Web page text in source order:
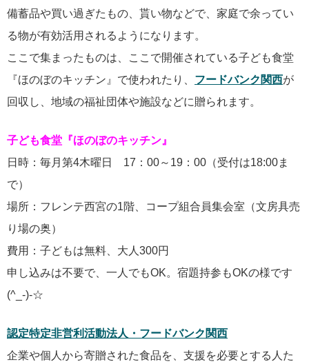
備蓄品や買い過ぎたもの、貰い物などで、家庭で余ってい
る物が有効活用されるようになります。
ここで集まったものは、ここで開催されている子ども食堂
『ほのぼのキッチン』で使われたり、 フードバンク関西が
回収し、地域の福祉団体や施設などに贈られます。
子ども食堂『ほのぼのキッチン』
日時：毎月第4木曜日 17：00～19：00（受付は18:00ま
で）
場所：フレンテ西宮の1階、コープ組合員集会室（文房具売
り場の奥）
費用：子どもは無料、大人300円
申し込みは不要で、一人でもOK。宿題持参もOKの様です
(^_-)-☆
認定特定非営利活動法人・フードバンク関西
企業や個人から寄贈された食品を、支援を必要とする人た